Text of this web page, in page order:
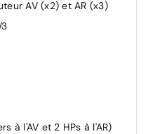
AV (x2) et AR (x3)
avec réglage et
manuel en hauteur
manuel en hauteur
à l'AV et 2 HPs à l'AR)